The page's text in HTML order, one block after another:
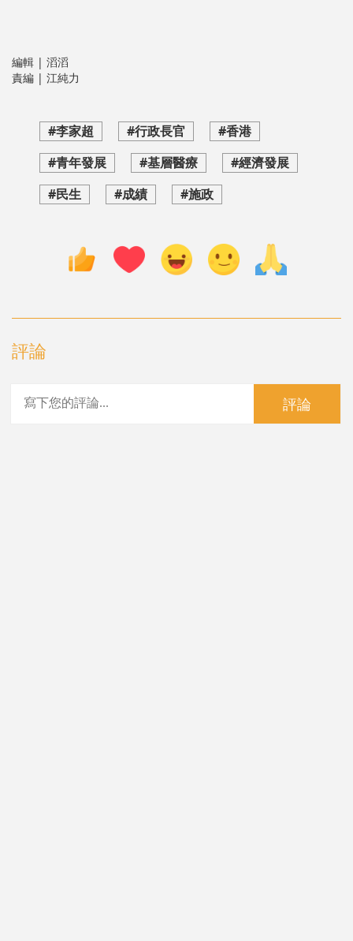
編輯 | 滔滔
責編 | 江純力
#李家超 #行政長官
#香港
#青年發展
#基層醫療
#經濟發展
#民生
#成績 #施政
評論
評論